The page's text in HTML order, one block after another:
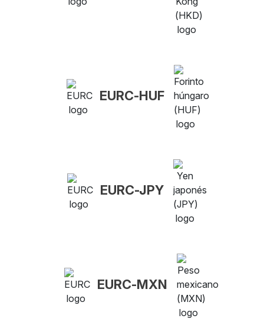
EURC-HUF
EURC-JPY
EURC-MXN